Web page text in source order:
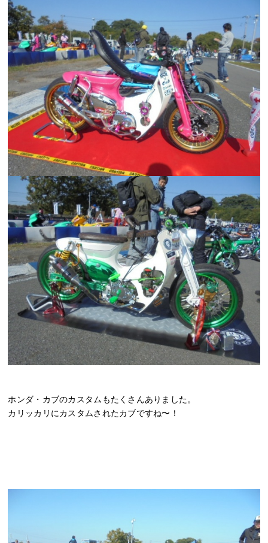
ホンダ・カブのカスタムもたくさんありました。
カリッカリにカスタムされたカブですね〜！